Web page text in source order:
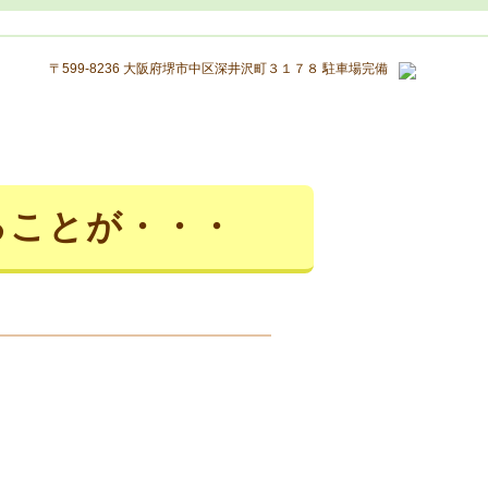
〒599-8236 大阪府堺市中区深井沢町３１７８ 駐車場完備
とが・・・